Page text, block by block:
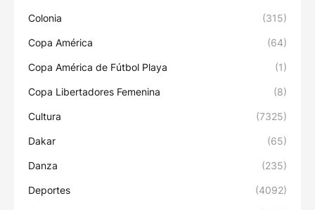
Colonia (315)
Copa América (64)
Copa América de Fútbol Playa (1)
Copa Libertadores Femenina (8)
Cultura (7325)
Dakar (65)
Danza (235)
Deportes (4092)